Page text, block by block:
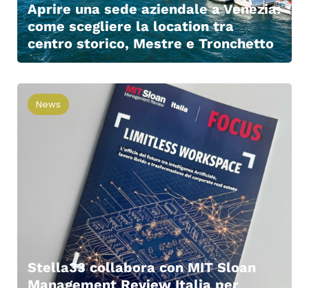
Aprire una sede aziendale a Venezia:
come scegliere la location tra
centro storico, Mestre e Tronchetto
News
Stella33 collabora con MIT Sloan
Management Review Italia per